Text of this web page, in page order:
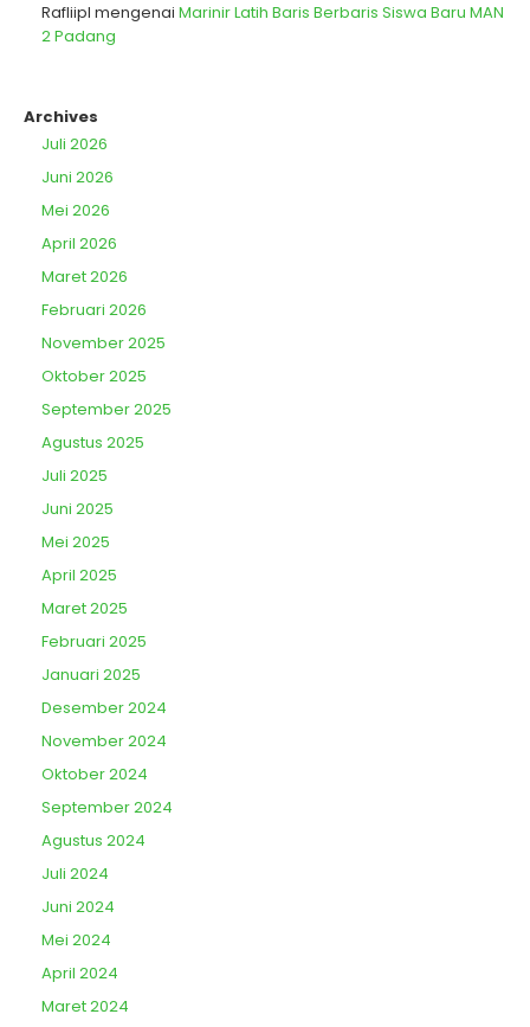
Rafliipl mengenai Marinir Latih Baris Berbaris Siswa Baru MAN
2 Padang
Archives
Juli 2026
Juni 2026
Mei 2026
April 2026
Maret 2026
Februari 2026
November 2025
Oktober 2025
September 2025
Agustus 2025
Juli 2025
Juni 2025
Mei 2025
April 2025
Maret 2025
Februari 2025
Januari 2025
Desember 2024
November 2024
Oktober 2024
September 2024
Agustus 2024
Juli 2024
Juni 2024
Mei 2024
April 2024
Maret 2024